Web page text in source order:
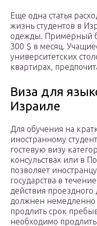
Еще одна статья
жизнь студентов в
одежды. Примерный
300 $ в месяц.
университетских
квартирах,
Виза для
Израиле
Для обучения на
иностранному
гостевую визу
консульствах или в
позволяет
государства в
действия
должнен немедленно
продлить срок
необходимо